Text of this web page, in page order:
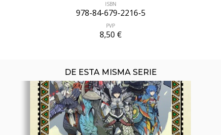
ISBN
978-84-679-2216-5
PVP
8,50 €
DE ESTA MISMA SERIE